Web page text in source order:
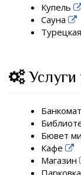
Купель
Сауна
Услуги
Банкомат
Бювет
Кафе
Магазин
Парковка